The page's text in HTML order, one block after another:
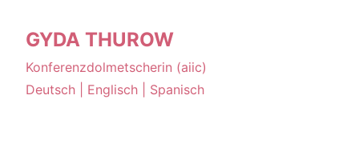
GYDA THUROW
Konferenzdolmetscherin (aiic)
Deutsch | Englisch | Spanisch